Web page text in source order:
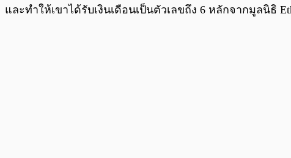
และทำให้เขาได้รับเงินเดือนเป็นตัวเลขถึง 6 หลักจากมูลนิธิ